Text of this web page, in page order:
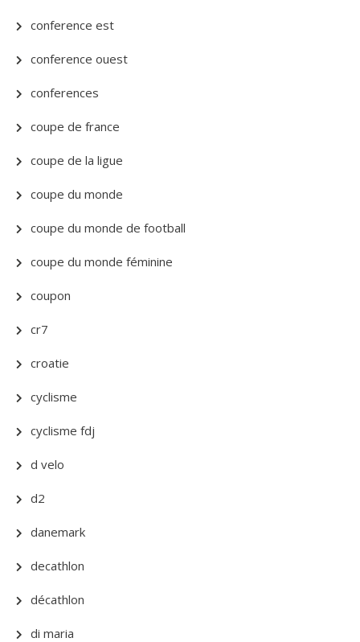
conference est
conference ouest
conferences
coupe de france
coupe de la ligue
coupe du monde
coupe du monde de football
coupe du monde féminine
coupon
cr7
croatie
cyclisme
cyclisme fdj
d velo
d2
danemark
decathlon
décathlon
di maria